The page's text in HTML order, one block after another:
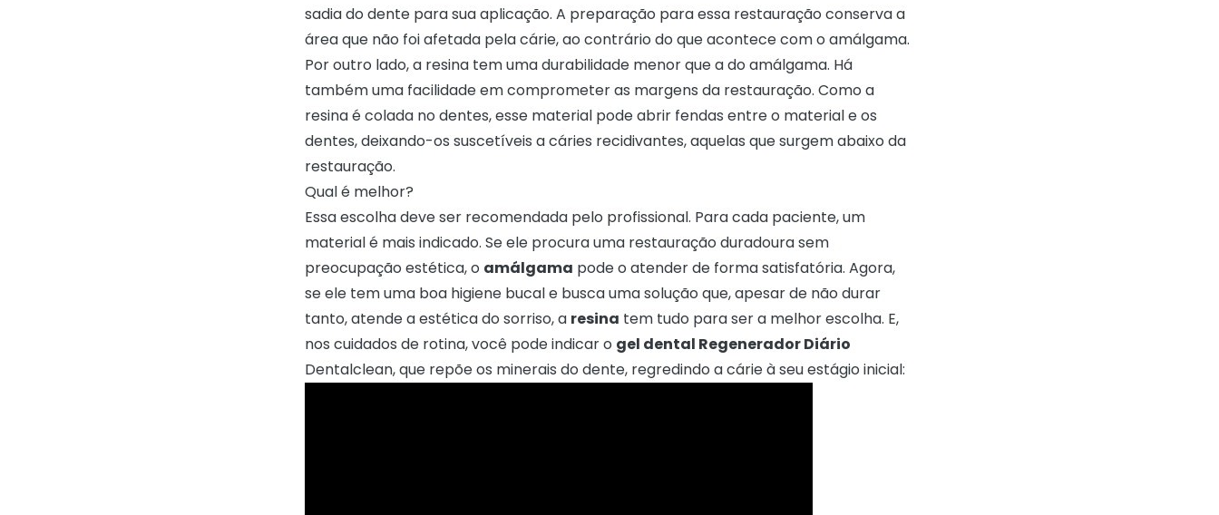
sadia do dente para sua aplicação. A preparação para essa restauração conserva a
área que não foi afetada pela cárie, ao contrário do que acontece com o amálgama.
Por outro lado, a resina tem uma durabilidade menor que a do amálgama. Há
também uma facilidade em comprometer as margens da restauração. Como a
resina é colada no dentes, esse material pode abrir fendas entre o material e os
dentes, deixando-os suscetíveis a cáries recidivantes, aquelas que surgem abaixo da
restauração.
Qual é melhor?
Essa escolha deve ser recomendada pelo profissional. Para cada paciente, um
material é mais indicado. Se ele procura uma restauração duradoura sem
preocupação estética, o amálgama pode o atender de forma satisfatória. Agora,
se ele tem uma boa higiene bucal e busca uma solução que, apesar de não durar
tanto, atende a estética do sorriso, a resina tem tudo para ser a melhor escolha. E,
nos cuidados de rotina, você pode indicar o gel dental Regenerador Diário
Dentalclean, que repõe os minerais do dente, regredindo a cárie à seu estágio inicial: